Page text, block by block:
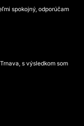
spokojný, odporúčam
s výsledkom som